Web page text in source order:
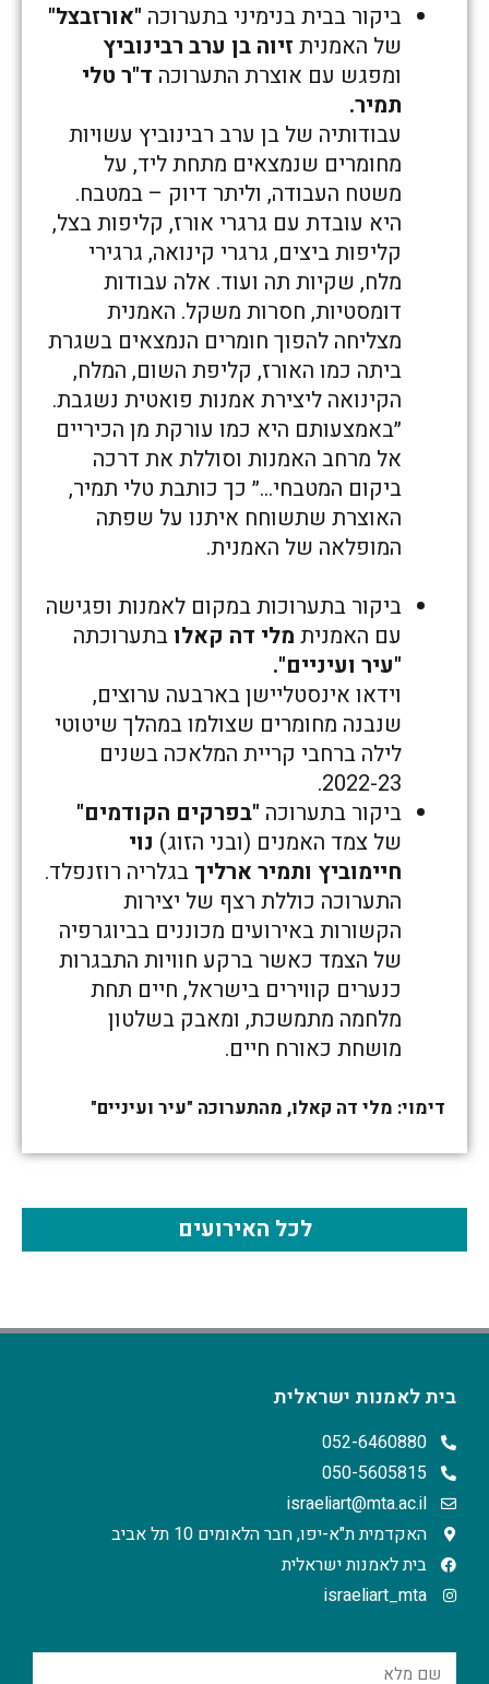
ביקור בבית בנימיני בתערוכה "אורזבצל"
של האמנית זיוה בן ערב רבינוביץ
ומפגש עם אוצרת התערוכה ד"ר טלי
תמיר.
עבודותיה של בן ערב רבינוביץ עשויות
מחומרים שנמצאים מתחת ליד, על
משטח העבודה, וליתר דיוק – במטבח.
היא עובדת עם גרגרי אורז, קליפות בצל,
קליפות ביצים, גרגרי קינואה, גרגירי
מלח, שקיות תה ועוד. אלה עבודות
דומסטיות, חסרות משקל. האמנית
מצליחה להפוך חומרים הנמצאים בשגרת
ביתה כמו האורז, קליפת השום, המלח,
הקינואה ליצירת אמנות פואטית נשגבת.
״באמצעותם היא כמו עורקת מן הכיריים
אל מרחב האמנות וסוללת את דרכה
ביקום המטבחי…״ כך כותבת טלי תמיר,
האוצרת שתשוחח איתנו על שפתה
המופלאה של האמנית.
ביקור בתערוכות במקום לאמנות ופגישה
עם האמנית מלי דה קאלו בתערוכתה
"עיר ועיניים".
וידאו אינסטליישן בארבעה ערוצים,
שנבנה מחומרים שצולמו במהלך שיטוטי
לילה ברחבי קריית המלאכה בשנים
2022-23.
ביקור בתערוכה "בפרקים הקודמים"
של צמד האמנים (ובני הזוג) נוי
חיימוביץ ותמיר ארליך בגלריה רוזנפלד.
התערוכה כוללת רצף של יצירות
הקשורות באירועים מכוננים בביוגרפיה
של הצמד כאשר ברקע חוויות התבגרות
כנערים קווירים בישראל, חיים תחת
מלחמה מתמשכת, ומאבק בשלטון
מושחת כאורח חיים.
דימוי: מלי דה קאלו, מהתערוכה "עיר ועיניים"
לכל האירועים
בית לאמנות ישראלית
052-6460880
050-5605815
israeliart@mta.ac.il
האקדמית ת"א-יפו, חבר הלאומים 10 תל אביב
בית לאמנות ישראלית
israeliart_mta